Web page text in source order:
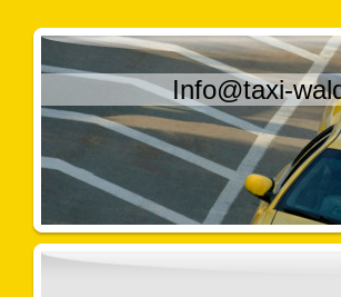
Info@taxi-